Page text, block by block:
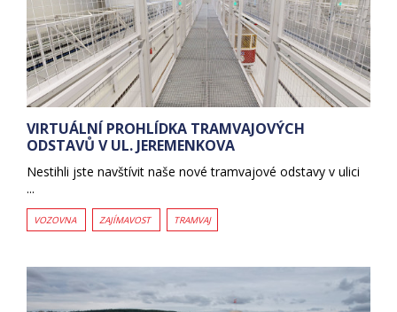
VIRTUÁLNÍ PROHLÍDKA TRAMVAJOVÝCH
ODSTAVŮ V UL. JEREMENKOVA
Nestihli jste navštívit naše nové tramvajové odstavy v ulici
...
VOZOVNA ZAJÍMAVOST TRAMVAJ